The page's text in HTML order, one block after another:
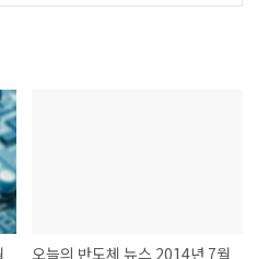
오늘의 반도체 뉴스 2014년 7월